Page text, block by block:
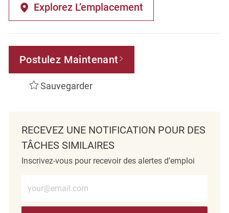
Explorez L’emplacement
Postulez Maintenant
Sauvegarder
RECEVEZ UNE NOTIFICATION POUR DES
TÂCHES SIMILAIRES
Inscrivez-vous pour recevoir des alertes d’emploi